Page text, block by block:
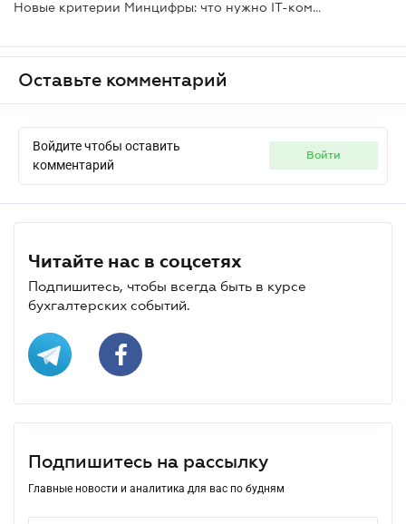
Новые критерии Минцифры: что нужно ІТ-компаниям для бронирования
Оставьте комментарий
Войдите чтобы оставить
комментарий
войти
Читайте нас в соцсетях
Подпишитесь, чтобы всегда быть в курсе
бухгалтерских событий.
Подпишитесь на рассылку
Главные новости и аналитика для вас по будням